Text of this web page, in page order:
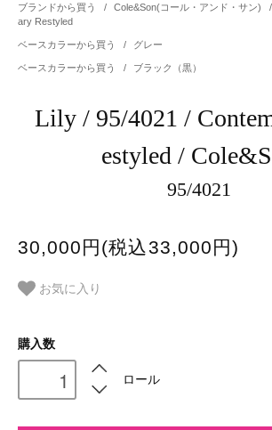
ブランドから買う / Cole&Son(コール・アンド・サン) /
ary Restyled
ベースカラーから買う / グレー
ベースカラーから買う / ブラック（黒）
Lily / 95/4021 /
estyled /
95/4021
30,000円(税込33,000円)
お気に入り
購入数
ロール